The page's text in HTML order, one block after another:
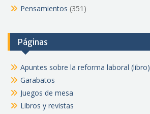
Pensamientos (351)
Páginas
Apuntes sobre la reforma laboral (libro)
Garabatos
Juegos de mesa
Libros y revistas